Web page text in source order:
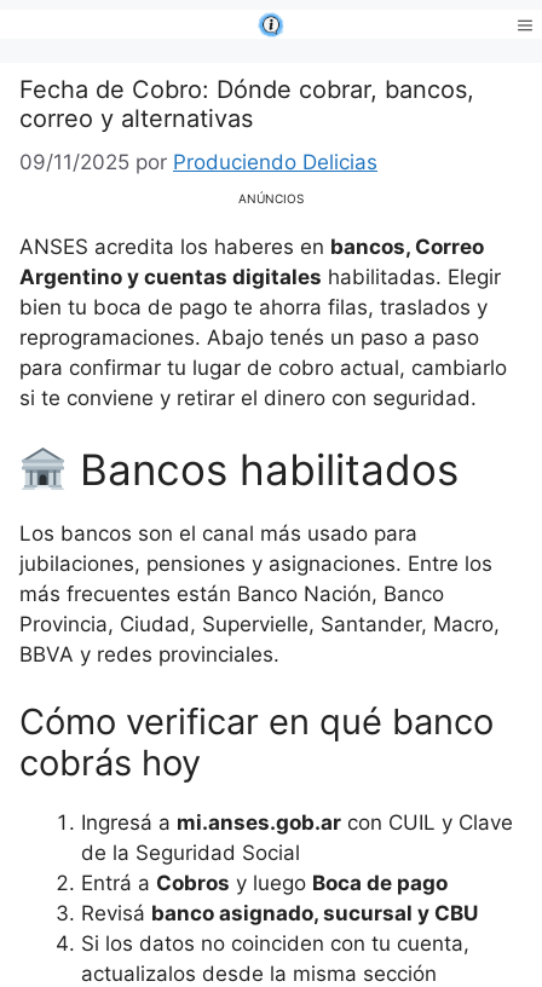
contenido
Fecha de Cobro: Dónde cobrar, bancos,
correo y alternativas
09/11/2025 por Produciendo Delicias
ANÚNCIOS
ANSES acredita los haberes en bancos, Correo
Argentino y cuentas digitales habilitadas. Elegir
bien tu boca de pago te ahorra filas, traslados y
reprogramaciones. Abajo tenés un paso a paso
para confirmar tu lugar de cobro actual, cambiarlo
si te conviene y retirar el dinero con seguridad.
Bancos habilitados
Los bancos son el canal más usado para
jubilaciones, pensiones y asignaciones. Entre los
más frecuentes están Banco Nación, Banco
Provincia, Ciudad, Supervielle, Santander, Macro,
BBVA y redes provinciales.
Cómo verificar en qué banco
cobrás hoy
Ingresá a mi.anses.gob.ar con CUIL y Clave
de la Seguridad Social
Entrá a Cobros y luego Boca de pago
Revisá banco asignado, sucursal y CBU
Si los datos no coinciden con tu cuenta,
actualizalos desde la misma sección